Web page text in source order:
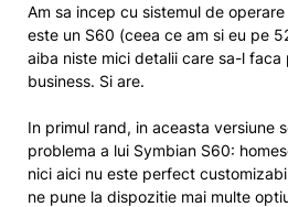
Am sa incep cu sistemul de
este un S60 (ceea ce am si eu pe
aiba niste mici detalii care sa-l
business. Si are.
In primul rand, in aceasta versiune
problema a lui Symbian S60:
nici aici nu este perfect
ne pune la dispozitie mai multe